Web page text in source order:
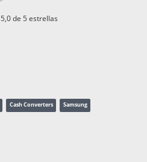
de 5 estrellas
Cash Converters Samsung